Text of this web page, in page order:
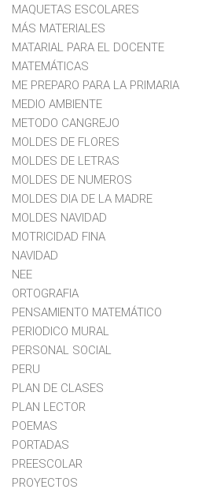
MAQUETAS ESCOLARES
MÁS MATERIALES
MATARIAL PARA EL DOCENTE
MATEMÁTICAS
ME PREPARO PARA LA PRIMARIA
MEDIO AMBIENTE
METODO CANGREJO
MOLDES DE FLORES
MOLDES DE LETRAS
MOLDES DE NUMEROS
MOLDES DIA DE LA MADRE
MOLDES NAVIDAD
MOTRICIDAD FINA
NAVIDAD
NEE
ORTOGRAFIA
PENSAMIENTO MATEMÁTICO
PERIODICO MURAL
PERSONAL SOCIAL
PERU
PLAN DE CLASES
PLAN LECTOR
POEMAS
PORTADAS
PREESCOLAR
PROYECTOS